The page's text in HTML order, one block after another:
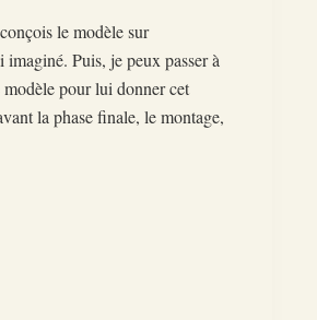
le modèle sur
Puis, je peux passer à
pour lui donner cet
la phase finale, le montage,